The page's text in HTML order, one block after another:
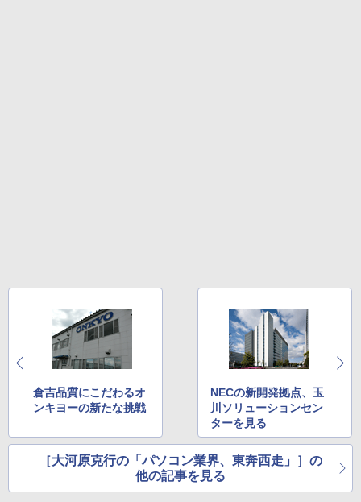
倉吉品質にこだわるオ
ンキヨーの新たな挑戦
NECの新開発拠点、玉
川ソリューションセン
ターを見る
［大河原克行の「パソコン業界、東奔西走」］の
他の記事を見る